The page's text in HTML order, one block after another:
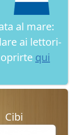
al mare:
ai lettori-
qui
Cibi